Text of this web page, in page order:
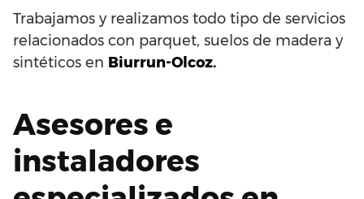
Trabajamos y realizamos todo tipo de servicios
relacionados con parquet, suelos de madera y
sintéticos en Biurrun-Olcoz.
Asesores e
instaladores